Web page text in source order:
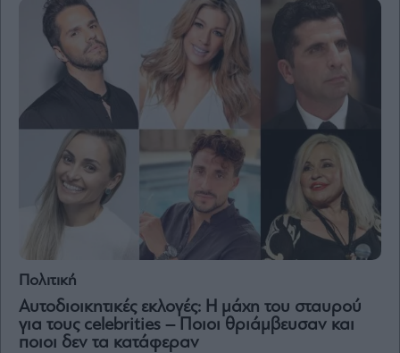
Πολιτική
Αυτοδιοικητικές εκλογές: Η μάχη του σταυρού
για τους celebrities – Ποιοι θριάμβευσαν και
ποιοι δεν τα κατάφεραν